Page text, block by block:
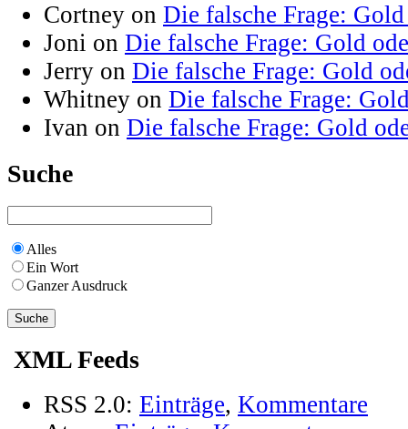
Cortney on Die falsche Frage:
Joni on Die falsche Frage: Gold
Jerry on Die falsche Frage: Gold
Whitney on Die falsche Frage:
Ivan on Die falsche Frage: Gold
Suche
Alles
Ein Wort
Ganzer Ausdruck
XML Feeds
RSS 2.0: Einträge, Kommentare